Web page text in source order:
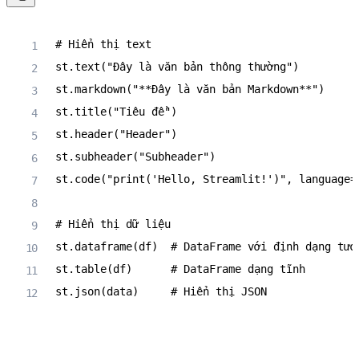
# Hiển thị text
st .text ( "Đây là văn bản thông thường")
st .markdown( "**Đây là văn bản Markdown**")
st .title( "Tiêu đề")
st . header( "Header")
st . subheader( "Subheader")
st . code( "print('Hello, Streamlit!')" , language=
# Hiển thị dữ liệu
st .dataframe(df)
# DataFrame với định dạng
st .table(df)
# DataFrame dạng tĩnh
st . json(data) # Hiển thị JSON